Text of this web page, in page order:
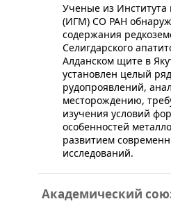
​Ученые из Института
(ИГМ) СО РАН
содержания
Селигдарского
Алданском щите в
установлен целый
рудопроявлений,
месторождению,
изучения условий
особенностей
развитием
исследований.
Академический